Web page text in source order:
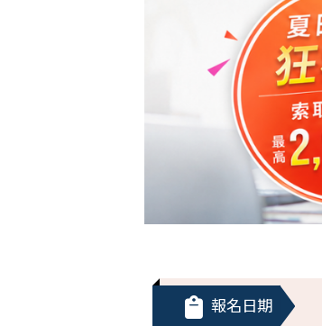
報名日期